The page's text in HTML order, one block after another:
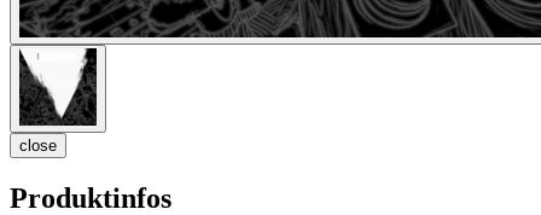
close
Produktinfos